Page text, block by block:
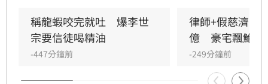
內部審核機制疏漏，更有法界人士認為聲明內容
顯得被動且不尋常。
稱龍蝦咬完就吐　爆李世
宗要信徒喝精油
-447分鐘前
律師+假慈濟青
億　豪宅飄鮑魚
-249分鐘前